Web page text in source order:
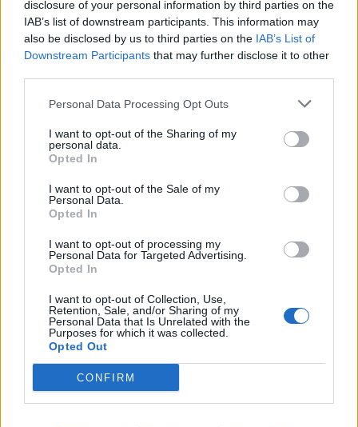
disclosure of your personal information by third parties on the
IAB’s list of downstream participants. This information may
also be disclosed by us to third parties on the IAB’s List of
Downstream Participants that may further disclose it to other
Personal Data Processing Opt Outs
I want to opt-out of the Sharing of my
personal data.
Opted In
I want to opt-out of the Sale of my
Personal Data.
Opted In
I want to opt-out of processing my
Personal Data for Targeted Advertising.
Opted In
I want to opt-out of Collection, Use,
Retention, Sale, and/or Sharing of my
Personal Data that Is Unrelated with the
Purposes for which it was collected.
Opted Out
CONFIRM